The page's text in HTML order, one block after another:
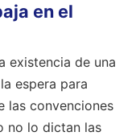
en el
existencia de una
espera para
las convenciones
no lo dictan las